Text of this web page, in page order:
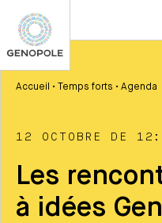
Accueil • Temps forts • Agenda
12 OCTOBRE DE
Les
à idées